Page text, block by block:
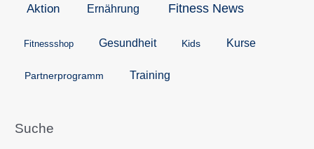
Aktion Ernährung Fitness News
Fitnessshop Gesundheit Kids Kurse
Partnerprogramm Training
Suche